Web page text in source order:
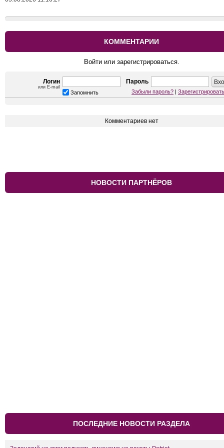
КОММЕНТАРИИ
Войти или зарегистрироваться.
Логин
или E-mail
Пароль
Запомнить Забыли пароль? |
Комментариев нет
НОВОСТИ ПАРТНЁРОВ
ПОСЛЕДНИЕ НОВОСТИ РАЗДЕЛА